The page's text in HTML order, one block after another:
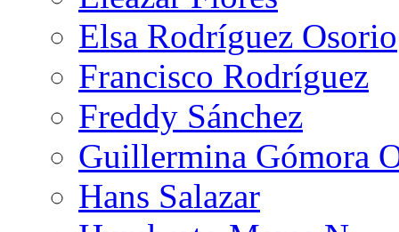
Elsa Rodríguez Osorio
Francisco Rodríguez
Freddy Sánchez
Guillermina Gómora
Hans Salazar